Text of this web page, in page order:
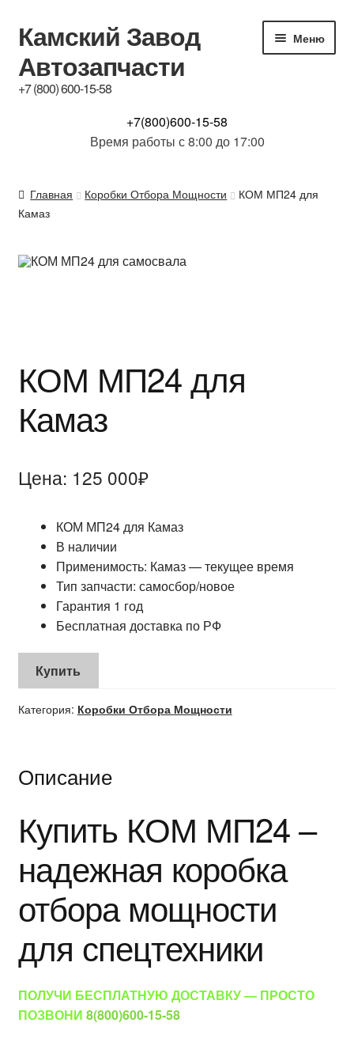
Перейти
к
навигации
Перейти
к
содержимому
Камский Завод
Автозапчасти
+7 (800) 600-15-58
Меню
Контакты
БЛОГ
+7(800)600-15-58
Время работы с 8:00 до 17:00
Главная Коробки Отбора Мощности
КОМ МП24 для
Камаз
КОМ МП24 для
Камаз
Цена: 125 000₽
КОМ МП24 для Камаз
В наличии
Применимость: Камаз — текущее время
Тип запчасти: самосбор/новое
Гарантия 1 год
Бесплатная доставка по РФ
Купить
Категория: Коробки Отбора Мощности
Описание
Купить КОМ МП24 –
надежная коробка
отбора мощности
для спецтехники
ПОЛУЧИ БЕСПЛАТНУЮ ДОСТАВКУ — ПРОСТО
ПОЗВОНИ 8(800)600-15-58